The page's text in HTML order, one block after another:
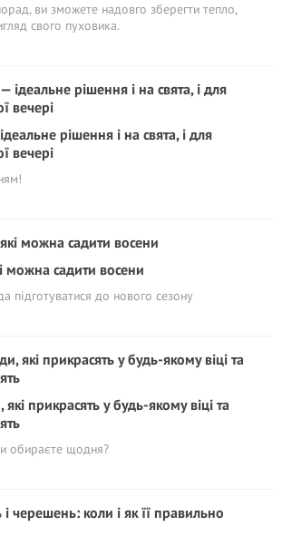
ви зможете надовго зберегти тепло,
свого пуховика.
рішення і на свята, і для
вечері
можна садити восени
підготуватися до нового сезону
прикрасять у будь-якому віці та
обираєте щодня?